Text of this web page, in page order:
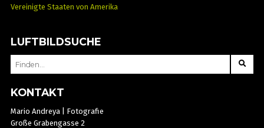
Vereinigte Staaten von Amerika
LUFTBILDSUCHE
SEARCH
KONTAKT
Mario Andreya | Fotografie
Große Grabengasse 2